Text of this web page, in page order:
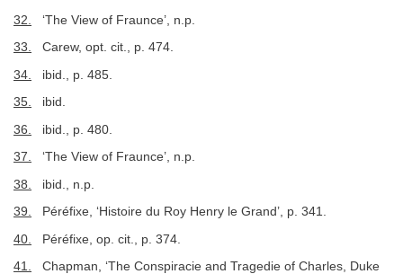
32. ‘The View of Fraunce’, n.p.
33. Carew, opt. cit., p. 474.
34. ibid., p. 485.
35. ibid.
36. ibid., p. 480.
37. ‘The View of Fraunce’, n.p.
38. ibid., n.p.
39. Péréfixe, ‘Histoire du Roy Henry le Grand’, p. 341.
40. Péréfixe, op. cit., p. 374.
41. Chapman, ‘The Conspiracie and Tragedie of Charles, Duke